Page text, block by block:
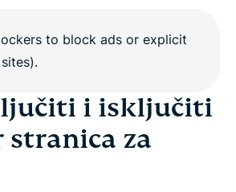
i isključiti
za